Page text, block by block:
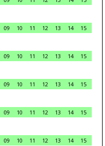
09 10 11 12 13 14
15
09 10 11 12 13 14
15
09 10 11 12 13 14
15
09 10 11 12 13 14
15
09 10 11 12 13 14
15